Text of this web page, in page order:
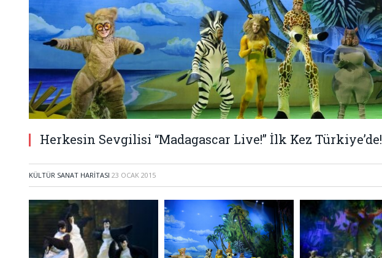
Herkesin Sevgilisi “Madagascar Live!” İlk Kez Türkiye’de!
KÜLTÜR SANAT HARITASI 23 OCAK 2015